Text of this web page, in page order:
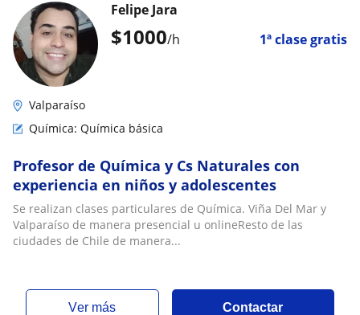
$1000/h 1ª clase gratis
Felipe Jara
Valparaíso
Química: Química básica
Profesor de Química y Cs Naturales con
experiencia en niños y adolescentes
Se realizan clases particulares de Química. Viña Del Mar y
Valparaíso de manera presencial u onlineResto de las
ciudades de Chile de manera...
ver más Contactar